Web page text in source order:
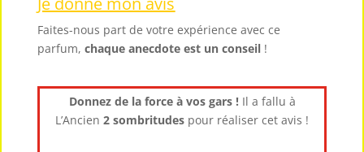
Faites-nous part de votre expérience avec ce
parfum,chaque anecdote est unconseil !
Donnez de la force à vos gars !Il a fallu à
L’Ancien 2 sombritudes pour réaliser cet avis !